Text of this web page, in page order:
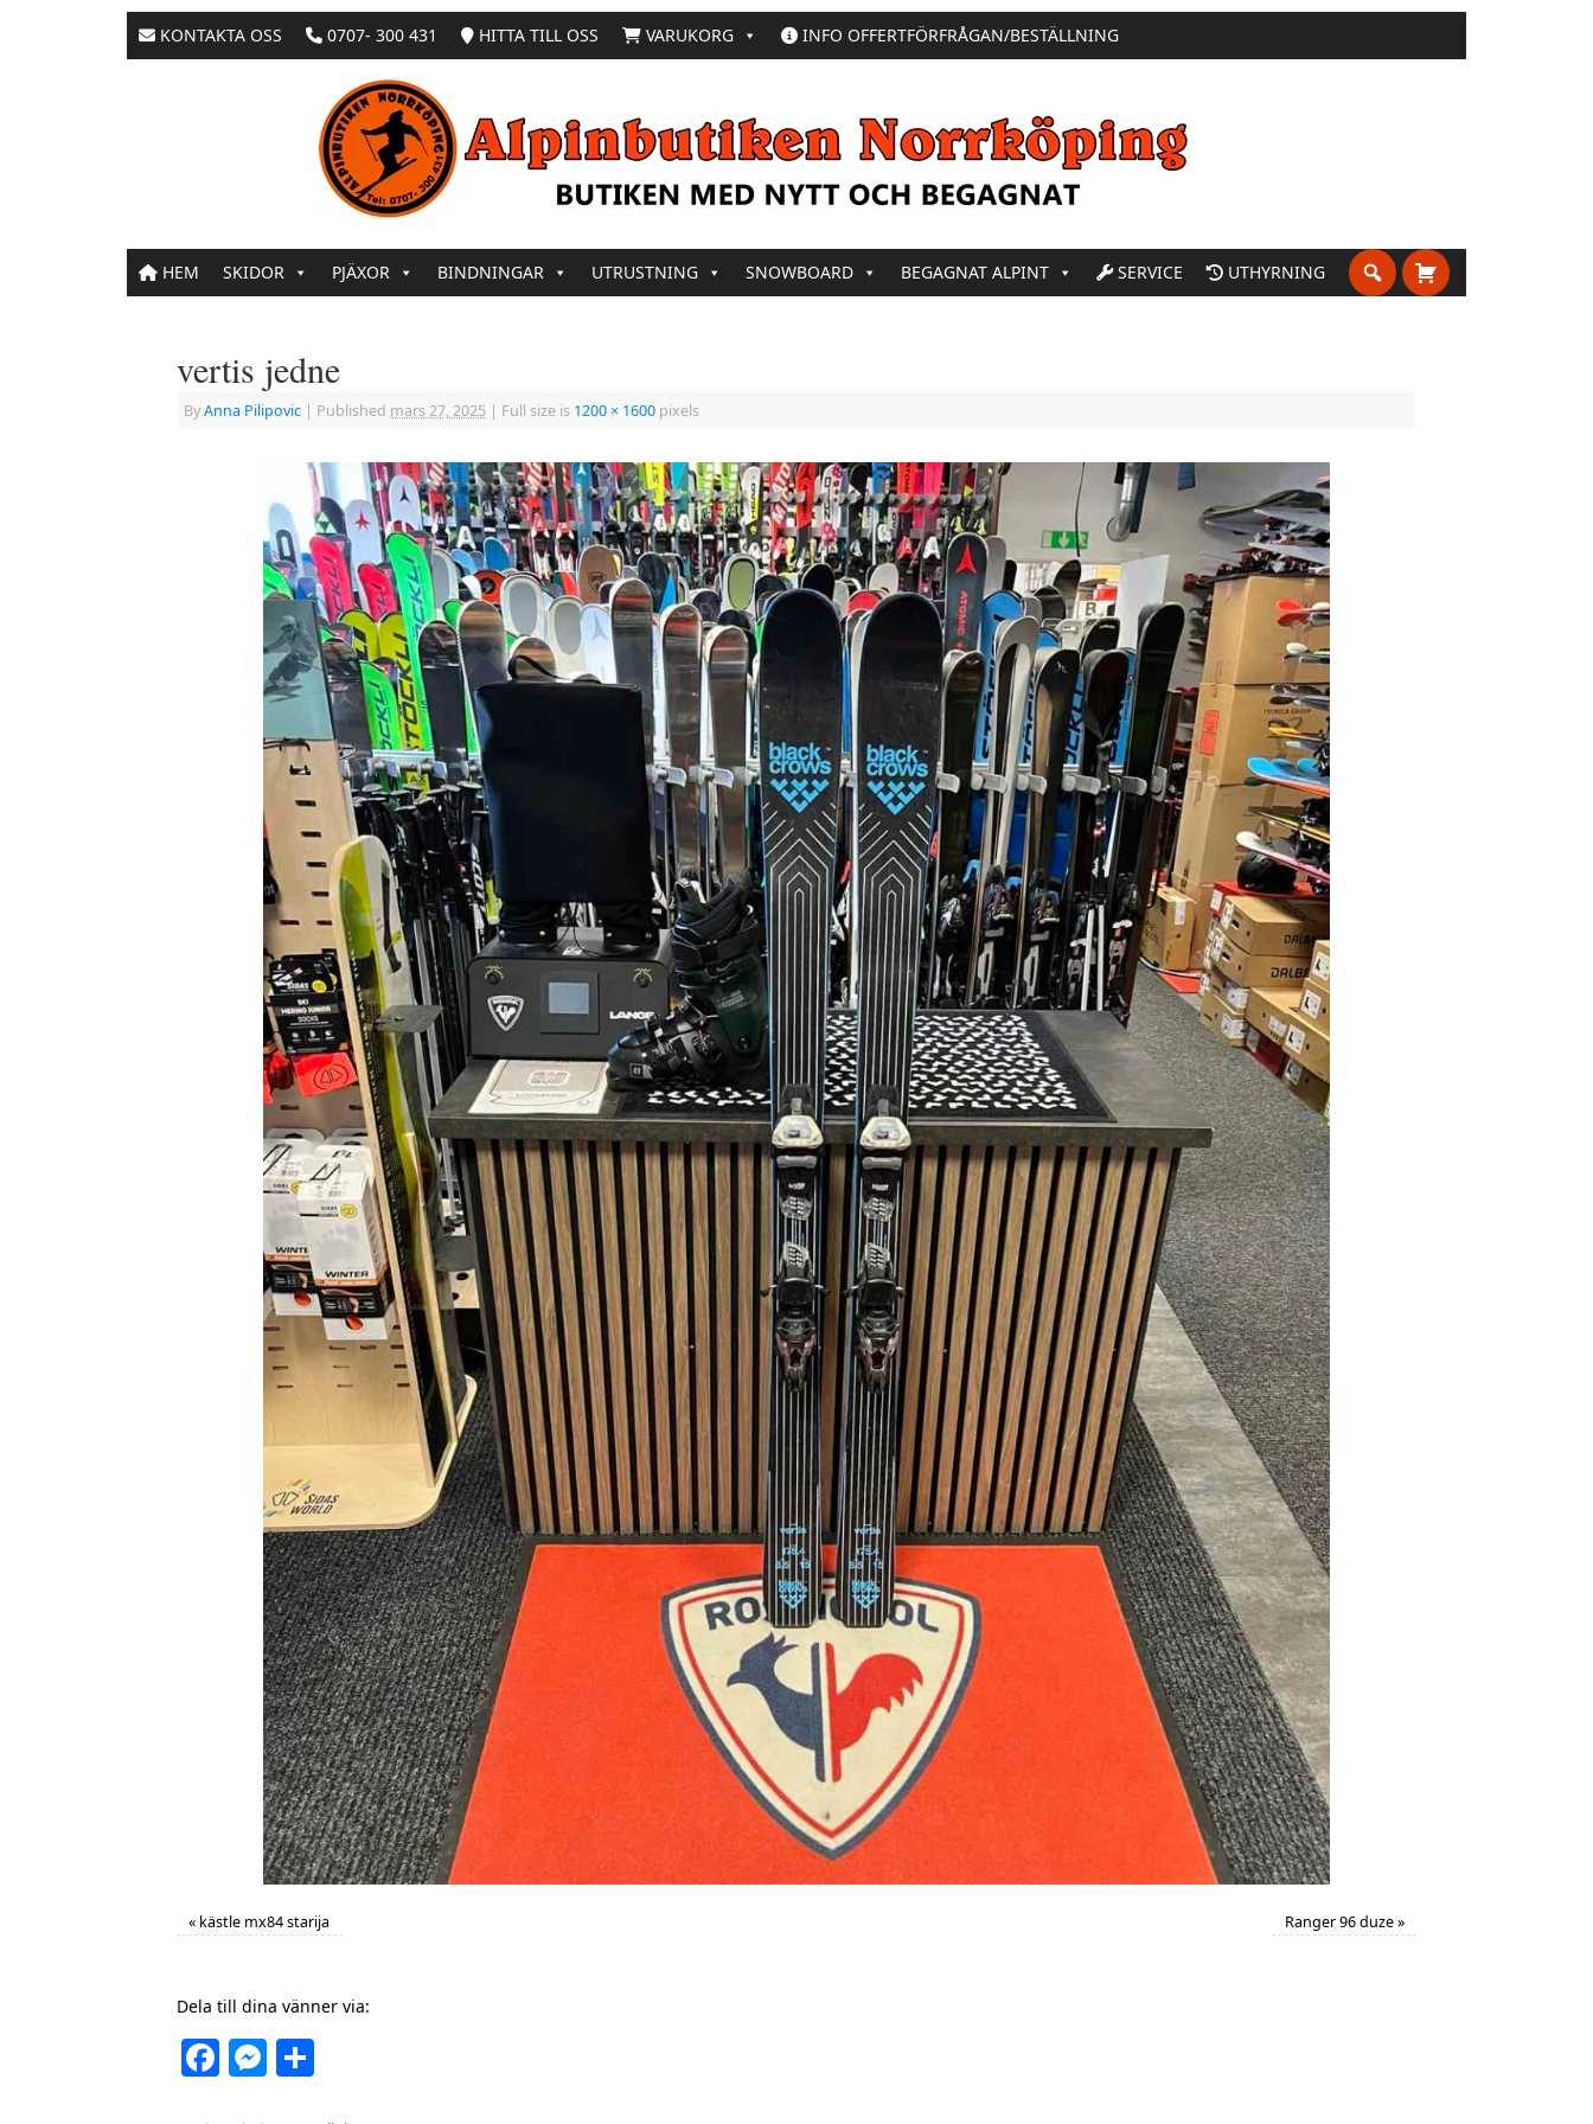
KONTAKTA OSS 0707- 300 431 HITTA TILL OSS VARUKORG INFO OFFERTFÖRFRÅGAN/BESTÄLLNING
HEM SKIDOR PJÄXOR BINDNINGAR UTRUSTNING SNOWBOARD BEGAGNAT ALPINT SERVICE UTHYRNING
vertis jedne
ByAnna Pilipovic | Published mars 27, 2025 | Full size is 1200 × 1600 pixels
« kästle mx84 starija Ranger 96 duze»
Dela till dina vänner via:
Facebook
Messenger